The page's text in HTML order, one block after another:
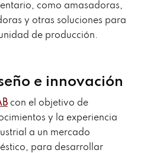
como amasadoras,
y otras soluciones para
de producción.
e innovación
con el objetivo de
y la experiencia
a un mercado
para desarrollar